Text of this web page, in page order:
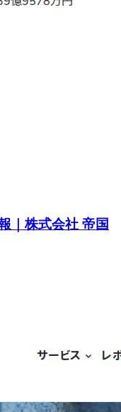
｜株式会社 帝国